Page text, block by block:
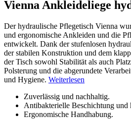
Vienna Ankleideliege
Der hydraulische Pflegetisch Vienna
und ergonomische Ankleiden und die
entwickelt. Dank der stufenlosen
der stabilen Konstruktion und dem
der Tisch sowohl Stabilität als auch
Polsterung und die abgerundete
und Hygiene. Weiterlesen
Zuverlässig und nachhaltig.
Antibakterielle Beschichtung und
Ergonomische Handhabung.